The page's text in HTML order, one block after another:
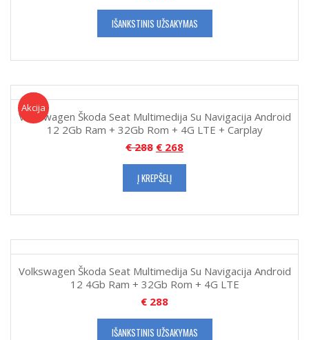
IŠANKSTINIS UŽSAKYMAS
Akcija
Akcija!
Volkswagen Škoda Seat Multimedija Su Navigacija Android
12 2Gb Ram + 32Gb Rom + 4G LTE + Carplay
€288 € 268
Į KREPŠELĮ
Volkswagen Škoda Seat Multimedija Su Navigacija Android
12 4Gb Ram + 32Gb Rom + 4G LTE
€ 288
IŠANKSTINIS UŽSAKYMAS